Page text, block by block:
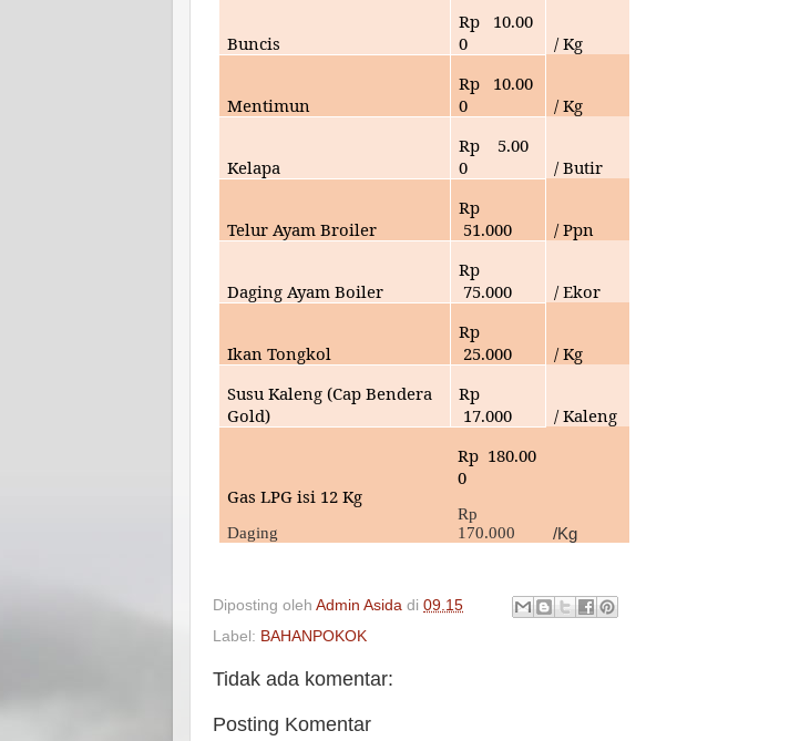
Buncis
Rp 10.00
0
/ Kg
Mentimun
Rp 10.00
0
/ Kg
Kelapa
Rp
5.00
0
/ Butir
Telur Ayam Broiler
Rp
51.000 / Ppn
Daging Ayam Boiler
Rp
75.000 / Ekor
Ikan Tongkol
Rp
25.000
/ Kg
Susu Kaleng (Cap Bendera
Gold)
Rp
17.000 / Kaleng
Gas LPG isi 12 Kg
Daging
Rp 180.00
0
Rp
170.000
/Kg
Diposting oleh Admin Asida di 09.15
Label: BAHANPOKOK
Tidak ada komentar:
Posting Komentar